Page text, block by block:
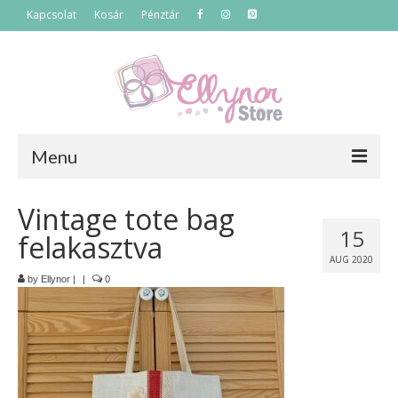
Kapcsolat Kosár Pénztár
Menu
Termékek
Szettek
Akciós termékek
Táskák
Neszeszerek
15
AUG 2020
Vintage tote bag
felakasztva
by Ellynor | | 0